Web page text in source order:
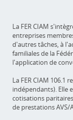
La FER CIAM
entreprises
d'autres tâches, à
familiales de la
l'application de
La FER CIAM 106.1
indépendants). Elle
cotisations
de prestations AVS/